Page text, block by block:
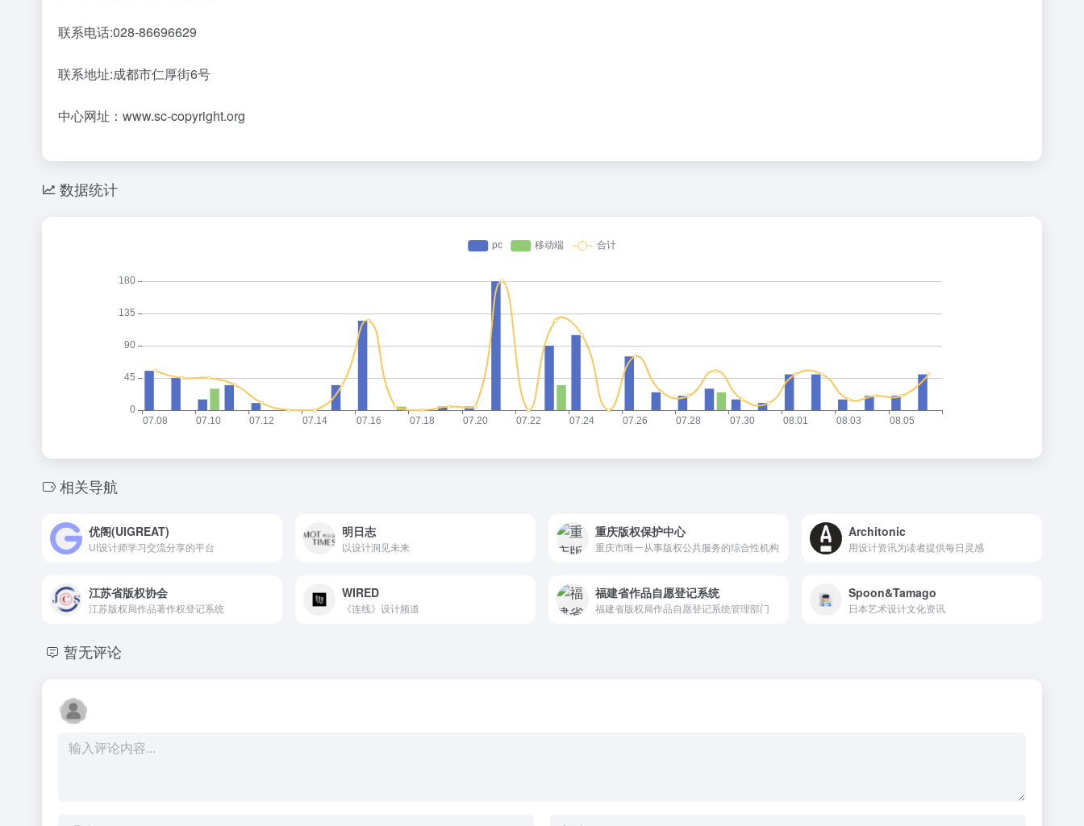
联系电话:028-86696629
联系地址:成都市仁厚街6号
中心网址：www.sc-copyright.org
数据统计
相关导航
优阁(UIGREAT)
UI设计师学习交流分享的平台
明日志
以设计洞见未来
重庆版权保护中心
重庆市唯一从事版权公共服务的综合性机构
Architonic
用设计资讯为读者提供每日灵感
江苏省版权协会
江苏版权局作品著作权登记系统
WIRED
《连线》设计频道
福建省作品自愿登记系统
福建省版权局作品自愿登记系统管理部门
Spoon&Tamago
日本艺术设计文化资讯
暂无评论